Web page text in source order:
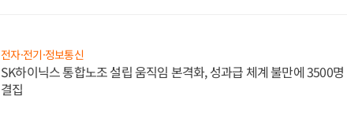
전자·전기·정보통신
SK하이닉스 통합노조 설립 움직임 본격화, 성과급 체계 불만에 3500명
결집